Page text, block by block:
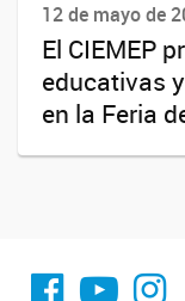
12 de mayo de
El CIEMEP
educativas
en la Feria
fa-facebook